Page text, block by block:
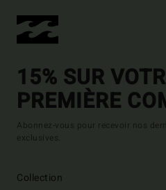
15% SUR
PREMIÈRE
Abonnez-vous pour recevoir nos
exclusives.
Collection